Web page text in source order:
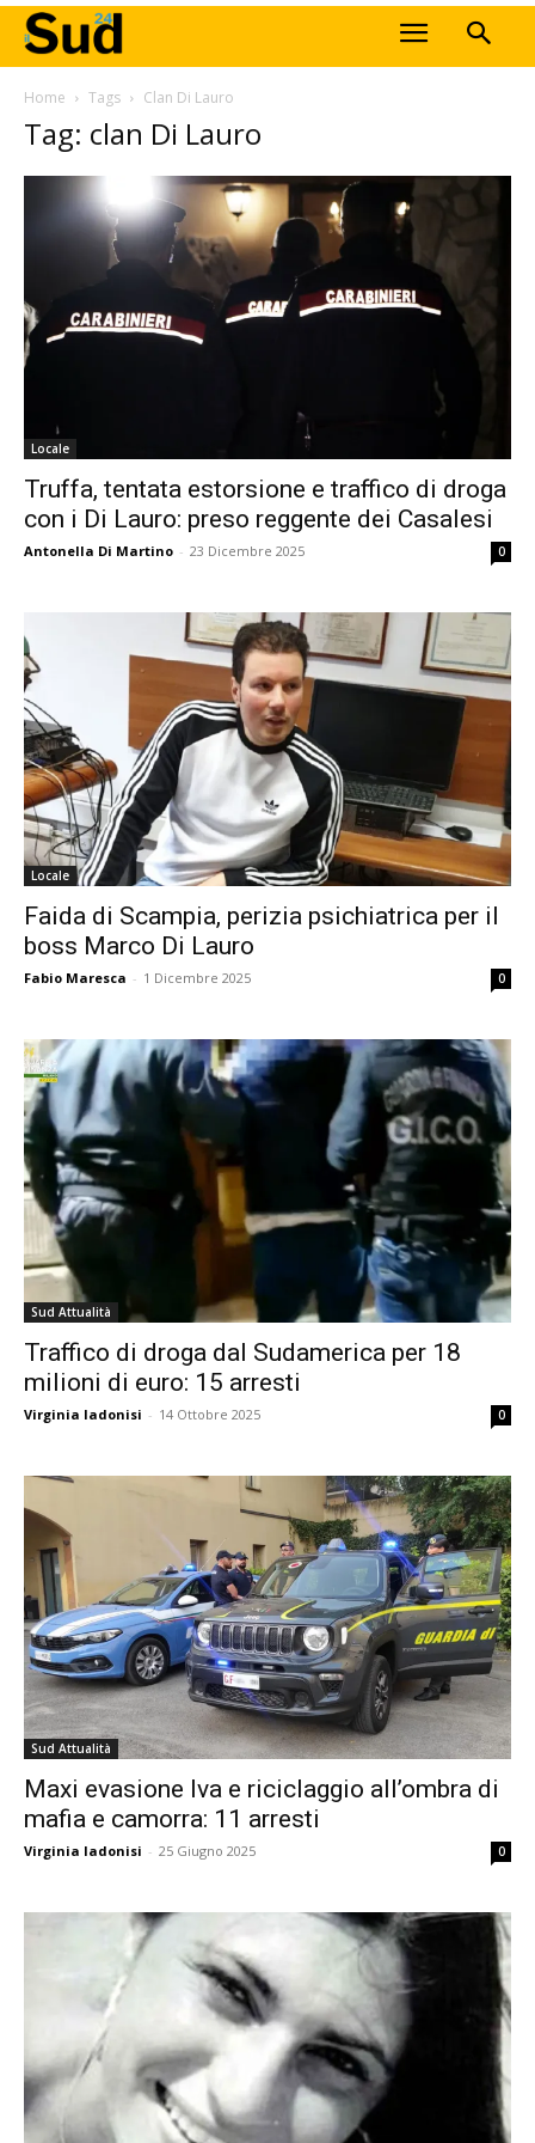
Home Tags Clan Di Lauro
Tag: clan Di Lauro
Locale
Truffa, tentata estorsione e traffico di droga
con i Di Lauro: preso reggente dei Casalesi
Antonella Di Martino - 23 Dicembre 2025 0
Locale
Faida di Scampia, perizia psichiatrica per il
boss Marco Di Lauro
Fabio Maresca - 1 Dicembre 2025 0
Sud Attualità
Traffico di droga dal Sudamerica per 18
milioni di euro: 15 arresti
Virginia Iadonisi - 14 Ottobre 2025 0
Sud Attualità
Maxi evasione Iva e riciclaggio all’ombra di
mafia e camorra: 11 arresti
Virginia Iadonisi - 25 Giugno 2025 0